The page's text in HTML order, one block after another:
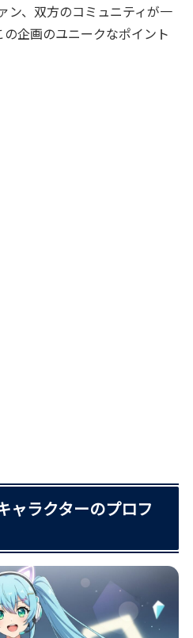
ン、双方のコミュニティが一
企画のユニークなポイント
ャラクターのプロフ